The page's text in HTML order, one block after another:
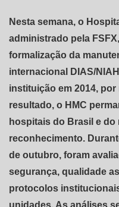
Nesta semana, o
administrado pela
formalização da
internacional DIAS/
instituição em 2014,
resultado, o HMC
hospitais do Brasil e
reconhecimento.
de outubro, foram
segurança, qualidade
protocolos
unidades. As análises